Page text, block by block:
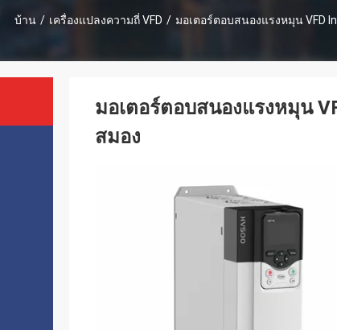
บ้าน / เครื่องแปลงความถี่ VFD / มอเตอร์ตอบสนองแรงหมุน VFD
มอเตอร์ตอบสนองแรงหมุน
สมอง